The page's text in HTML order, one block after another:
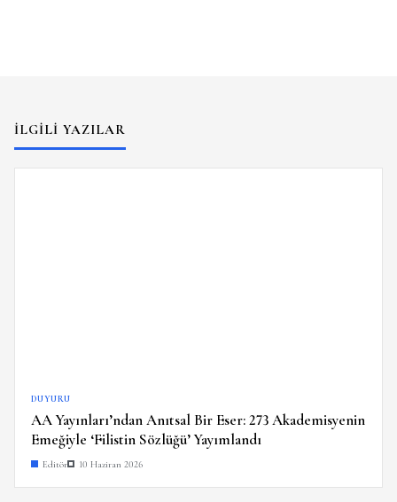
İLGILI YAZILAR
DUYURU
AA Yayınları’ndan Anıtsal Bir Eser: 273 Akademisyenin
Emeğiyle ‘Filistin Sözlüğü’ Yayımlandı
Editör 10 Haziran 2026